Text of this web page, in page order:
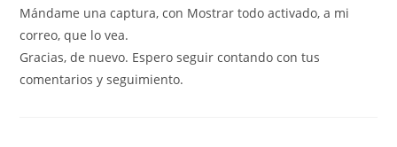
Mándame una captura, con Mostrar todo activado, a mi
correo, que lo vea.
Gracias, de nuevo. Espero seguir contando con tus
comentarios y seguimiento.